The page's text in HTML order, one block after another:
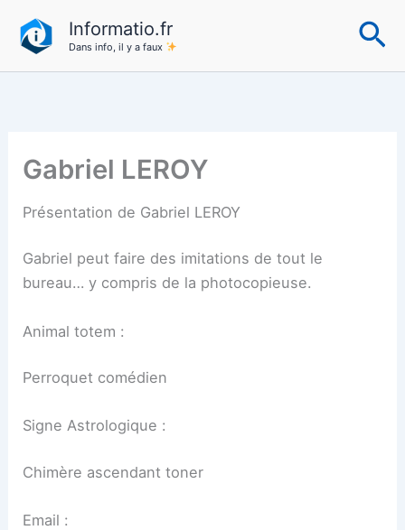
contenu
Informatio.fr
Dans info, il y a faux
Gabriel LEROY
Présentation de Gabriel LEROY
Gabriel peut faire des imitations de tout le
bureau… y compris de la photocopieuse.
Animal totem :
Perroquet comédien
Signe Astrologique :
Chimère ascendant toner
Email :